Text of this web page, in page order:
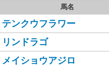
馬名
テンクウフラワー
リンドラゴ
メイショウアジロ